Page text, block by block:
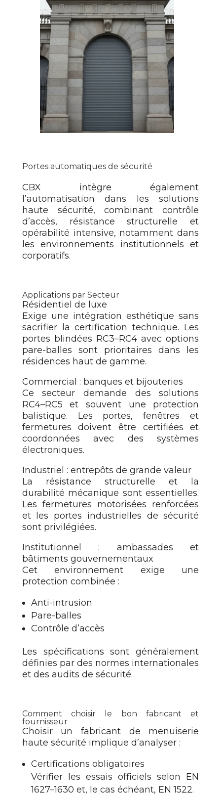
Portes automatiques de sécurité
CBX intègre également
l’automatisation dans les solutions
haute sécurité, combinant contrôle
d’accès, résistance structurelle et
opérabilité intensive, notamment dans
les environnements institutionnels et
corporatifs.
Applications par Secteur
Résidentiel de luxe
Exige une intégration esthétique sans
sacrifier la certification technique. Les
portes blindées RC3–RC4 avec options
pare-balles sont prioritaires dans les
résidences haut de gamme.
Commercial : banques et bijouteries
Ce secteur demande des solutions
RC4–RC5 et souvent une protection
balistique. Les portes, fenêtres et
fermetures doivent être certifiées et
coordonnées avec des systèmes
électroniques.
Industriel : entrepôts de grande valeur
La résistance structurelle et la
durabilité mécanique sont essentielles.
Les fermetures motorisées renforcées
et les portes industrielles de sécurité
sont privilégiées.
Institutionnel : ambassades et
bâtiments gouvernementaux
Cet environnement exige une
protection combinée :
Anti-intrusion
Pare-balles
Contrôle d’accès
Les spécifications sont généralement
définies par des normes internationales
et des audits de sécurité.
Comment choisir le bon fabricant et
fournisseur
Choisir un fabricant de menuiserie
haute sécurité implique d’analyser :
Certifications obligatoires
Vérifier les essais officiels selon EN
1627–1630 et, le cas échéant, EN 1522.